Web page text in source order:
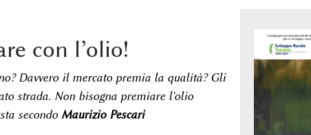
con l’olio!
Davvero il mercato premia la qualità? Gli
strada. Non bisogna premiare l'olio
secondo Maurizio Pescari